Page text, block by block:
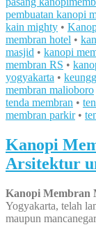
pembuatan kanopi
kain mighty •
membran hotel •
masjid • kanopi
membran RS •
yogyakarta •
membran malioboro
tenda membran •
membran parkir•
Kanopi
Arsitektur
Kanopi Membran
Yogyakarta, telah
maupun